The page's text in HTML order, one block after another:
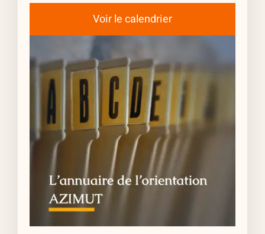
Voir le calendrier